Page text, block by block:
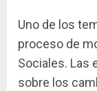
Uno de los
proceso de
Sociales. Las
sobre los